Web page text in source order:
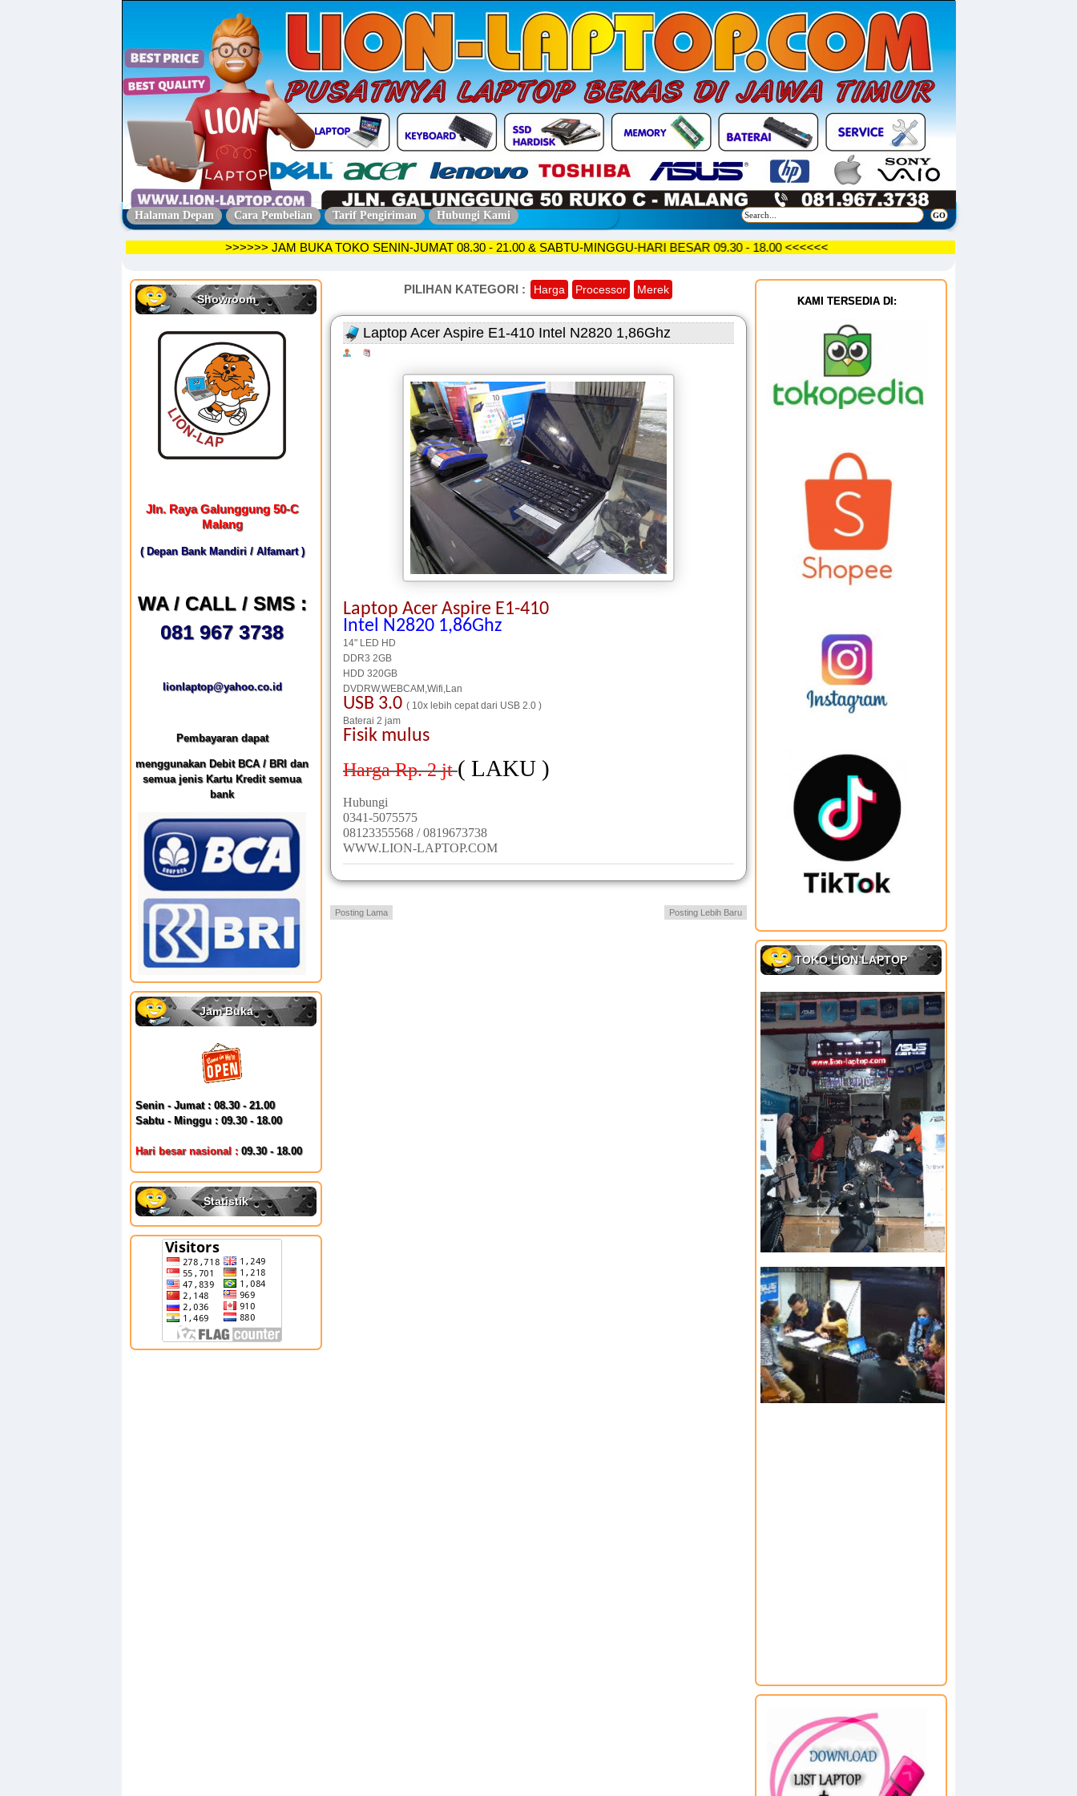
Halaman Depan Cara Pembelian Tarif Pengiriman Hubungi Kami
>>>>>> JAM BUKA TOKO SENIN-JUMAT 08.30 - 21.00 & SABTU-MINGGU-HARI BESAR 09.30 - 18.00 <<<<<<
Showroom
Jln. Raya Galunggung 50-C
Malang
( Depan Bank Mandiri / Alfamart )
WA / CALL / SMS :
081 967 3738
lionlaptop@yahoo.co.id
Pembayaran dapat
menggunakan Debit BCA / BRI dan
semua jenis Kartu Kredit semua
bank
Jam Buka
Senin - Jumat : 08.30 - 21.00
Sabtu - Minggu : 09.30 - 18.00
Hari besar nasional : 09.30 - 18.00
Statistik
PILIHAN KATEGORI : Harga Processor Merek
Laptop Acer Aspire E1-410 Intel N2820 1,86Ghz
Laptop Acer Aspire E1-410
Intel N2820 1,86Ghz
14" LED HD
DDR3 2GB
HDD 320GB
DVDRW,WEBCAM,Wifi,Lan
USB 3.0 ( 10x lebih cepat dari USB 2.0 )
Baterai 2 jam
Fisik mulus
Harga Rp. 2jt ( LAKU )
Hubungi
0341-5075575
08123355568 / 0819673738
WWW.LION-LAPTOP.COM
Posting Lebih Baru
Posting Lama
KAMI TERSEDIA DI:
TOKO LION LAPTOP